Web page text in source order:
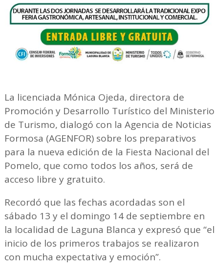
La licenciada Mónica Ojeda, directora de
Promoción y Desarrollo Turístico del Ministerio
de Turismo, dialogó con la Agencia de Noticias
Formosa (AGENFOR) sobre los preparativos
para la nueva edición de la Fiesta Nacional del
Pomelo, que como todos los años, será de
acceso libre y gratuito.
Recordó que las fechas acordadas son el
sábado 13 y el domingo 14 de septiembre en
la localidad de Laguna Blanca y expresó que “el
inicio de los primeros trabajos se realizaron
con mucha expectativa y emoción”.